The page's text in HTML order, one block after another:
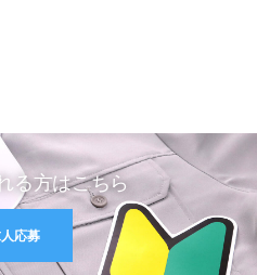
る方はこちら
応募